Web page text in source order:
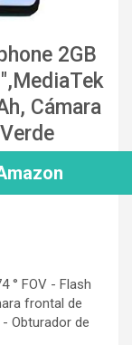
2GB
Cámara
° FOV - Flash
frontal de
Obturador de